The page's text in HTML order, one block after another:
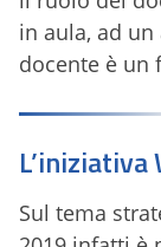
in aula, ad
docente è un
L’iniziativa
Sul tema